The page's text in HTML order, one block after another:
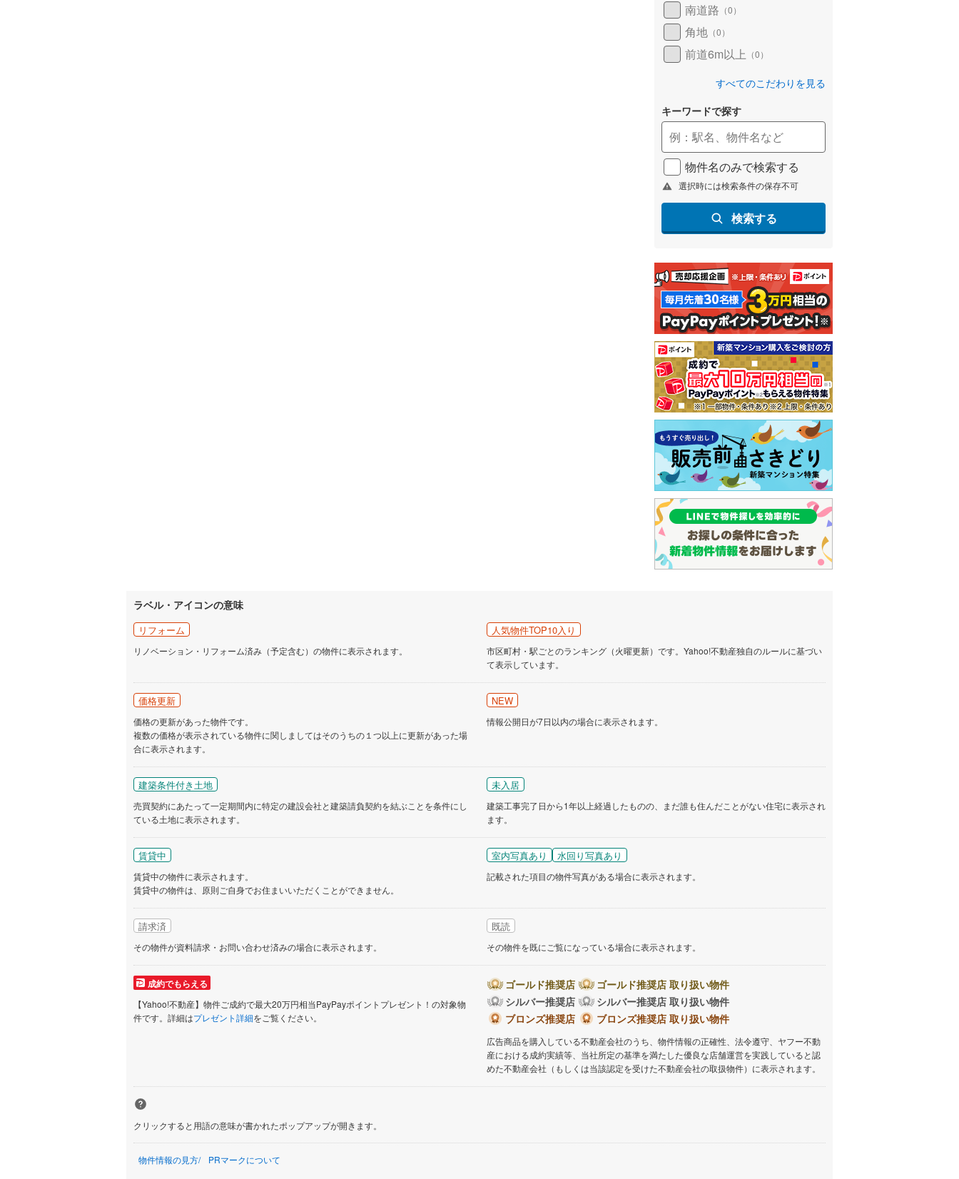
南道路 （0）
角地 （0）
前道6m以上 （0）
すべてのこだわりを見る
キーワードで探す
物件名のみで検索する
選択時には検索条件の保存不可
検索する
ラベル・アイコンの意味
リフォーム
リノベーション・リフォーム済み（予定含む）の物件に表示されます。
人気物件TOP10入り
市区町村・駅ごとのランキング（火曜更新）です。Yahoo!不動産独自のルールに基づい
て表示しています。
価格更新
価格の更新があった物件です。
複数の価格が表示されている物件に関しましてはそのうちの１つ以上に更新があった場
合に表示されます。
NEW
情報公開日が7日以内の場合に表示されます。
建築条件付き土地
売買契約にあたって一定期間内に特定の建設会社と建築請負契約を結ぶことを条件にし
ている土地に表示されます。
未入居
建築工事完了日から1年以上経過したものの、まだ誰も住んだことがない住宅に表示され
ます。
賃貸中
賃貸中の物件に表示されます。
賃貸中の物件は、原則ご自身でお住まいいただくことができません。
室内写真あり 水回り写真あり
記載された項目の物件写真がある場合に表示されます。
請求済
その物件が資料請求・お問い合わせ済みの場合に表示されます。
既読
その物件を既にご覧になっている場合に表示されます。
成約でもらえる
【Yahoo!不動産】物件ご成約で最大20万円相当PayPayポイントプレゼント！の対象物
件です。詳細はプレゼント詳細をご覧ください。
ゴールド推奨店
ゴールド推奨店 取り扱い物件
シルバー推奨店
シルバー推奨店 取り扱い物件
ブロンズ推奨店
ブロンズ推奨店 取り扱い物件
広告商品を購入している不動産会社のうち、物件情報の正確性、法令遵守、ヤフー不動
産における成約実績等、当社所定の基準を満たした優良な店舗運営を実践していると認
めた不動産会社（もしくは当該認定を受けた不動産会社の取扱物件）に表示されます。
クリックすると用語の意味が書かれたポップアップが開きます。
物件情報の見方 PRマークについて